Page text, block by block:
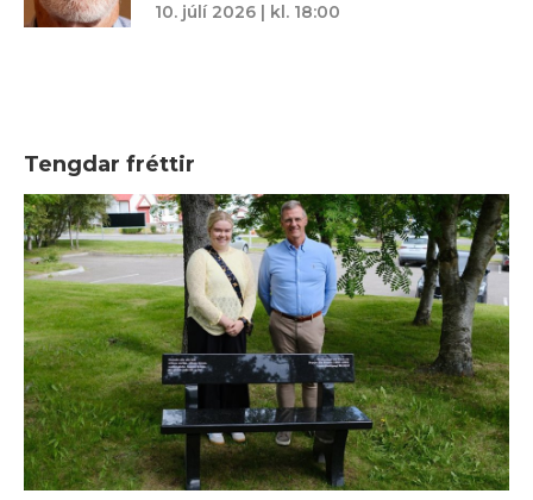
10. júlí 2026 | kl. 18:00
Tengdar fréttir